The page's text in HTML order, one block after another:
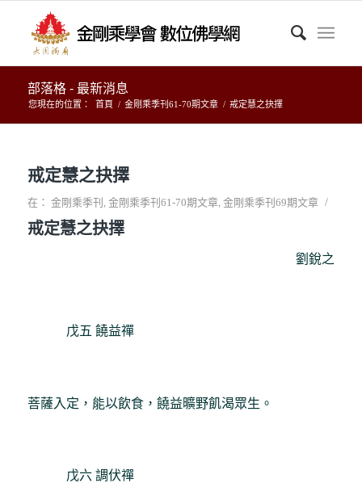
部落格 - 最新消息
您現在的位置： 首頁 / 金剛乘季刊61-70期文章 / 戒定慧之抉擇
戒定慧之抉擇
在： 金剛乘季刊 , 金剛乘季刊61-70期文章, 金剛乘季刊69期文章 /
戒定慧之抉擇
劉銳之
戊五 饒益禪
菩薩入定，能以飲食，饒益曠野飢渴眾生。
戊六 調伏禪